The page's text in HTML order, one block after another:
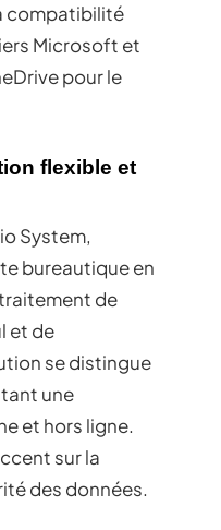
compatibilité
Microsoft et
pour le
flexible et
System,
bureautique en
de
et de
se distingue
une
et hors ligne.
sur la
des données.